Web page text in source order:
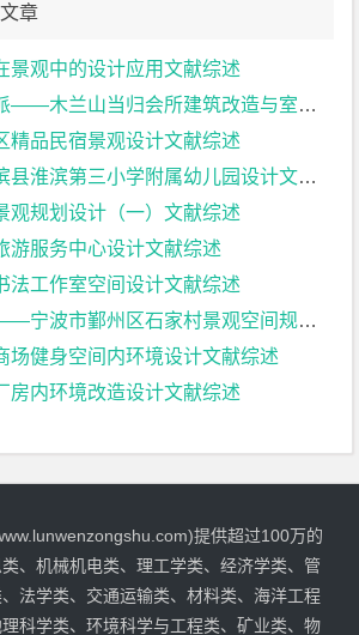
章
景观中的设计应用文献综述
兰山当归会所建筑改造与室内设计（一）文献综述
精品民宿景观设计文献综述
淮滨第三小学附属幼儿园设计文献综述
观规划设计（一）文献综述
游服务中心设计文献综述
工作室空间设计文献综述
波市鄞州区石家村景观空间规划设计文献综述
场健身空间内环境设计文献综述
房内环境改造设计文献综述
提供超过100万的
、机械机电类、理工学类、经济学类、管
法学类、交通运输类、材料类、海洋工程
科学类、环境科学与工程类、矿业类、物